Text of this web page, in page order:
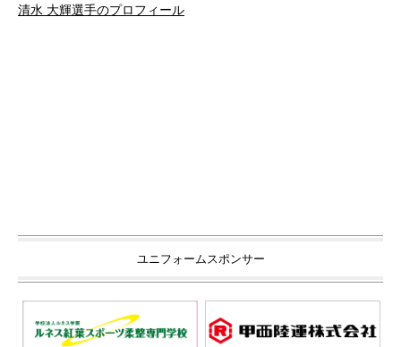
清水 大輝選手のプロフィール
ユニフォームスポンサー